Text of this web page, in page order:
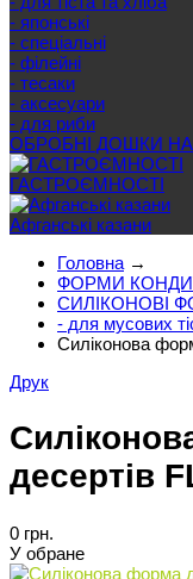
- японські
- спеціальні
- філейні
- тесаки
- аксесуари
- для риби
ОБРОБНІ ДОШКИ
ГАСТРОЄМНОСТІ
Афганські казани
Головна →
ФОРМИ
СИЛІКОНОВІ
- для мусових
Силіконова
Друк
десертів
0 грн.
У обране